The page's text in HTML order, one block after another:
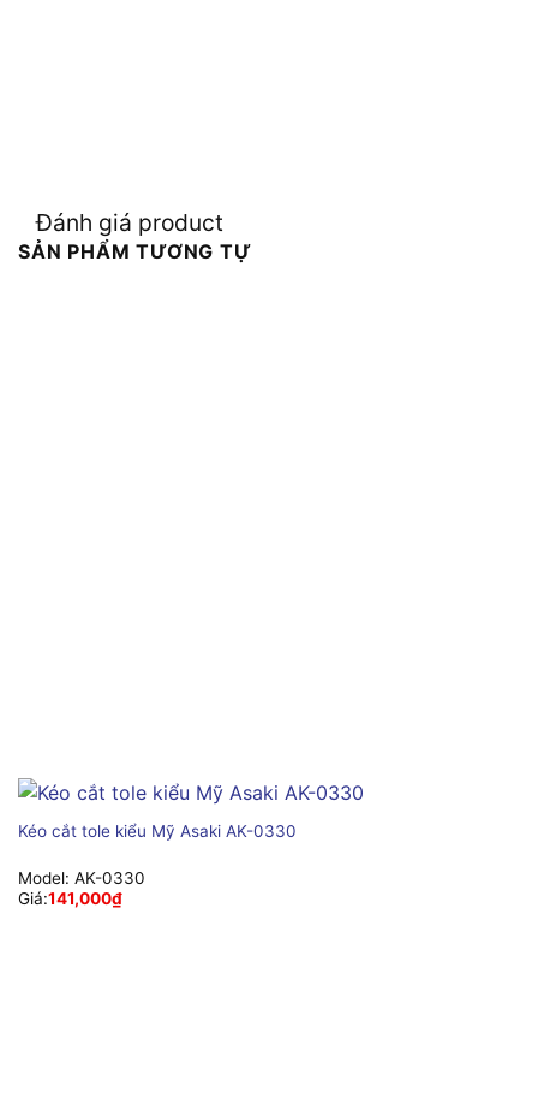
Đánh giá product
SẢN PHẨM TƯƠNG TỰ
Kéo cắt tole kiểu Mỹ Asaki AK-0330
Model: AK-0330
Giá:141,000₫